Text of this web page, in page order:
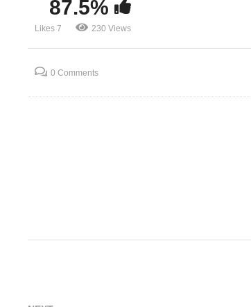
قاند
87.5%
230 Views
7 Likes
0 Comments